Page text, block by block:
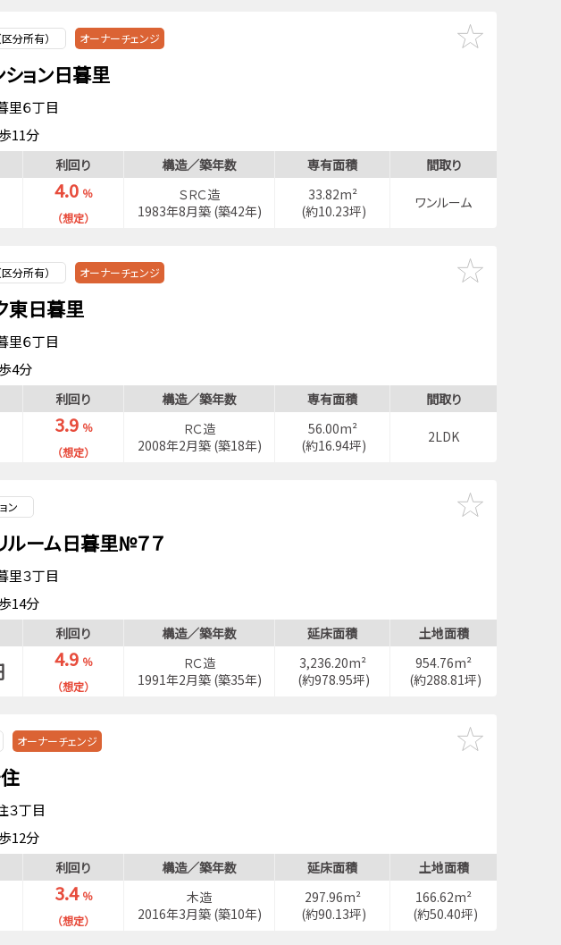
分所有） オーナーチェンジ
ション日暮里
里６丁目
11分
5分
利回り 構造／築年数 専有面積 間取り
4.0 ％
（想定）
ＳＲＣ造
1983年8月築 (築42年)
33.82m²
(約10.23坪)
ワンルーム
分所有） オーナーチェンジ
東日暮里
里６丁目
4分
10分
西日暮里駅 徒歩12分
利回り 構造／築年数 専有面積 間取り
3.9 ％
（想定）
ＲＣ造
2008年2月築 (築18年)
56.00m²
(約16.94坪)
2LDK
ン
ルーム日暮里№７７
里３丁目
14分
利回り 構造／築年数 延床面積 土地面積
4.9 ％
（想定）
ＲＣ造
1991年2月築 (築35年)
3,236.20m²
(約978.95坪)
954.76m²
(約288.81坪)
オーナーチェンジ
３丁目
12分
南千住駅 徒歩12分
千住駅 徒歩12分
利回り 構造／築年数 延床面積 土地面積
3.4 ％
（想定）
木造
2016年3月築 (築10年)
297.96m²
(約90.13坪)
166.62m²
(約50.40坪)